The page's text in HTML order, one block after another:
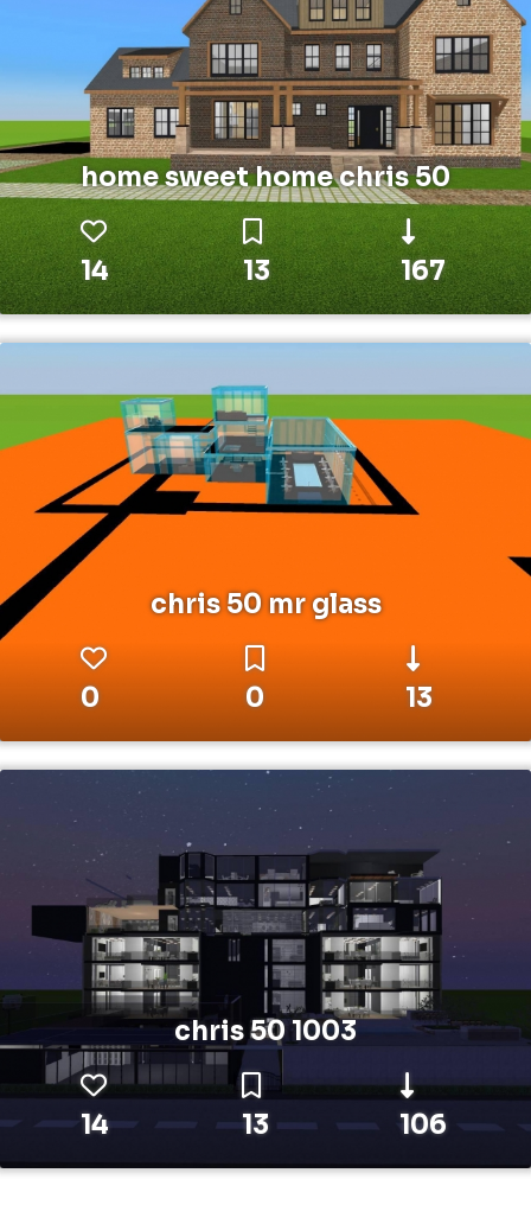
home sweet home chris 50
14 13 167
chris 50 mr glass
0 0 13
chris 50 1003
14 13 106